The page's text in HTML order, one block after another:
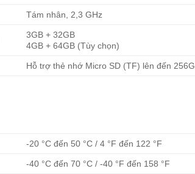
Tám nhân, 2,3 GHz
3GB + 32GB
4GB + 64GB (Tùy chọn)
Hỗ trợ thẻ nhớ Micro SD (TF) lên đến
-20 °C đến 50 °C / 4 °F đến 122 °F
-40 °C đến 70 °C / -40 °F đến 158 °F